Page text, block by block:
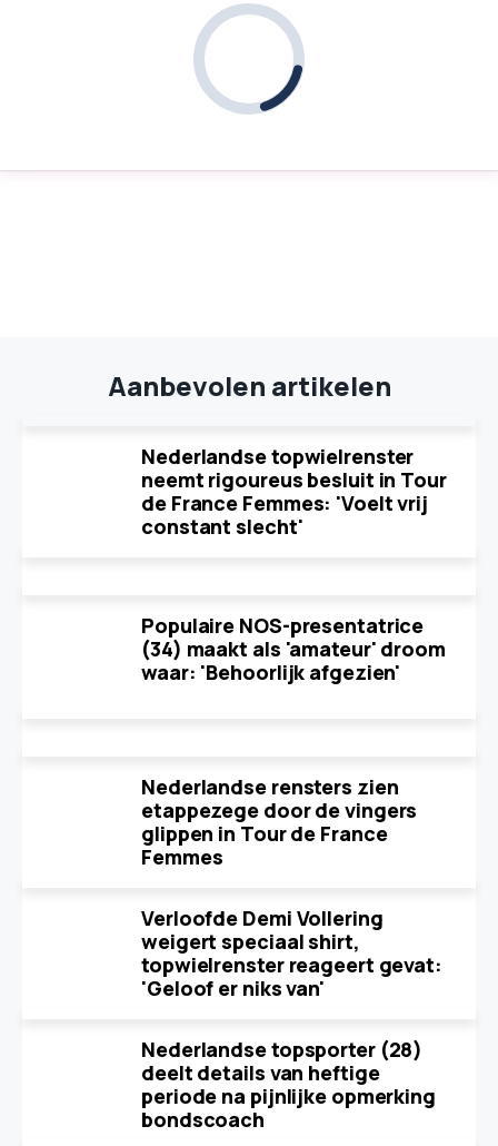
Aanbevolen artikelen
Nederlandse topwielrenster
neemt rigoureus besluit in Tour
de France Femmes: 'Voelt vrij
constant slecht'
Populaire NOS-presentatrice
(34) maakt als 'amateur' droom
waar: 'Behoorlijk afgezien'
Nederlandse rensters zien
etappezege door de vingers
glippen in Tour de France
Femmes
Verloofde Demi Vollering
weigert speciaal shirt,
topwielrenster reageert gevat:
'Geloof er niks van'
Nederlandse topsporter (28)
deelt details van heftige
periode na pijnlijke opmerking
bondscoach